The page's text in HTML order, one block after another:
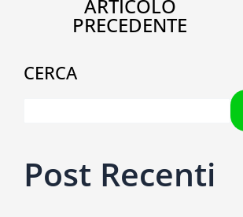
ARTICOLO
PRECEDENTE
CERCA
Post Recenti